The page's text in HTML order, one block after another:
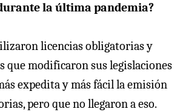
la última pandemia?
licencias obligatorias y
que modificaron sus legislaciones
expedita y más fácil la emisión
pero que no llegaron a eso.